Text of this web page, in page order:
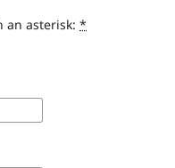
an asterisk: *